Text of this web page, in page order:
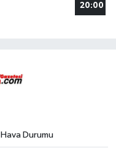
20:00
Hava Durumu